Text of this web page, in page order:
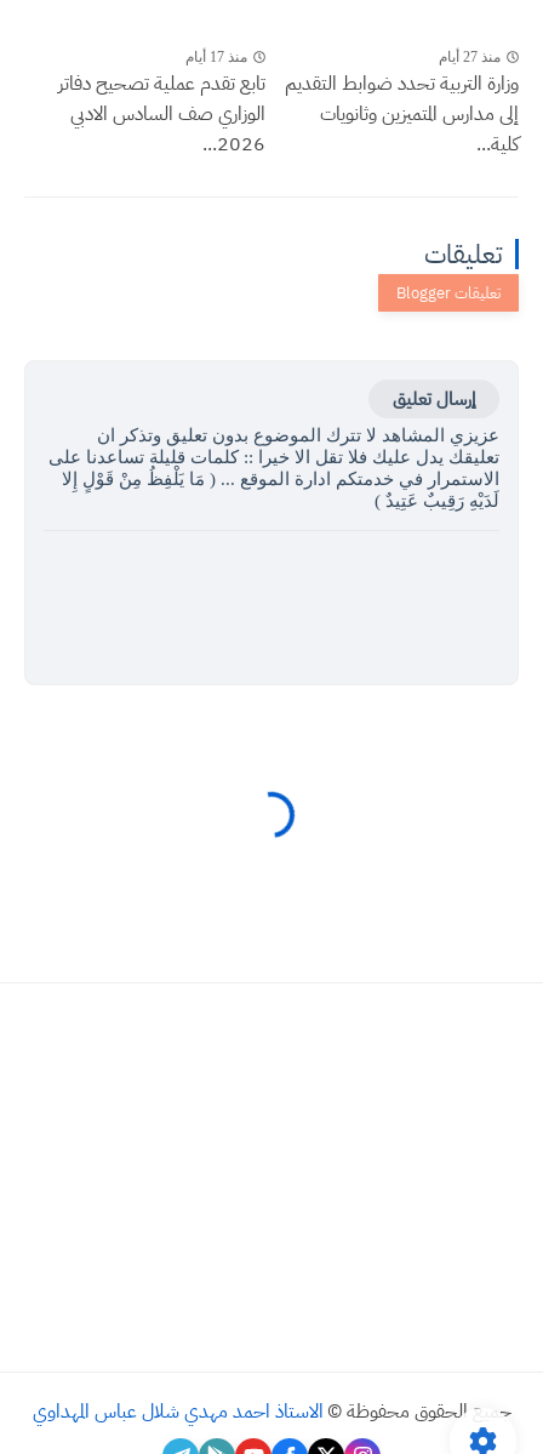
منذ 27 أيام
وزارة التربية تحدد ضوابط التقديم
إلى مدارس المتميزين وثانويات
كلية...
منذ 17 أيام
تابع تقدم عملية تصحيح دفاتر
الوزاري صف السادس الادبي
2026...
تعليقات
إرسال تعليق
عزيزي المشاهد لا تترك الموضوع بدون تعليق وتذكر ان
تعليقك يدل عليك فلا تقل الا خيرا :: كلمات قليلة تساعدنا على
الاستمرار في خدمتكم ادارة الموقع ... ( مَا يَلْفِظُ مِنْ قَوْلٍ إِلا
لَدَيْهِ رَقِيبٌ عَتِيدٌ )
جميع الحقوق محفوظة © الاستاذ احمد مهدي شلال عباس المهداوي